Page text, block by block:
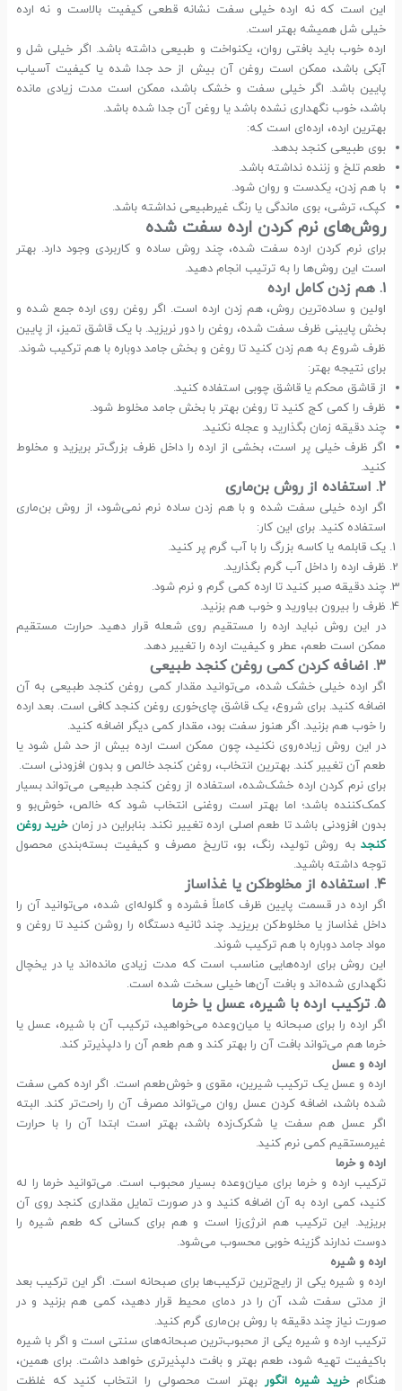
این است که نه ارده خیلی سفت نشانه قطعی کیفیت بالاست و نه ارده
خیلی شل همیشه بهتر است.
ارده خوب باید بافتی روان، یکنواخت و طبیعی داشته باشد. اگر خیلی شل و
آبکی باشد، ممکن است روغن آن بیش از حد جدا شده یا کیفیت آسیاب
پایین باشد. اگر خیلی سفت و خشک باشد، ممکن است مدت زیادی مانده
باشد، خوب نگهداری نشده باشد یا روغن آن جدا شده باشد.
بهترین ارده، ارده‌ای است که:
بوی طبیعی کنجد بدهد.
طعم تلخ و زننده نداشته باشد.
با هم زدن، یکدست و روان شود.
کپک، ترشی، بوی ماندگی یا رنگ غیرطبیعی نداشته باشد.
روش‌های نرم کردن ارده سفت شده
برای نرم کردن ارده سفت شده، چند روش ساده و کاربردی وجود دارد. بهتر
است این روش‌ها را به ترتیب انجام دهید.
۱. هم زدن کامل ارده
اولین و ساده‌ترین روش، هم زدن ارده است. اگر روغن روی ارده جمع شده و
بخش پایینی ظرف سفت شده، روغن را دور نریزید. با یک قاشق تمیز، از پایین
ظرف شروع به هم زدن کنید تا روغن و بخش جامد دوباره با هم ترکیب شوند.
برای نتیجه بهتر:
از قاشق محکم یا قاشق چوبی استفاده کنید.
ظرف را کمی کج کنید تا روغن بهتر با بخش جامد مخلوط شود.
چند دقیقه زمان بگذارید و عجله نکنید.
اگر ظرف خیلی پر است، بخشی از ارده را داخل ظرف بزرگ‌تر بریزید و مخلوط
کنید.
۲. استفاده از روش بن‌ماری
اگر ارده خیلی سفت شده و با هم زدن ساده نرم نمی‌شود، از روش بن‌ماری
استفاده کنید. برای این کار:
یک قابلمه یا کاسه بزرگ را با آب گرم پر کنید.
ظرف ارده را داخل آب گرم بگذارید.
چند دقیقه صبر کنید تا ارده کمی گرم و نرم شود.
ظرف را بیرون بیاورید و خوب هم بزنید.
در این روش نباید ارده را مستقیم روی شعله قرار دهید. حرارت مستقیم
ممکن است طعم، عطر و کیفیت ارده را تغییر دهد.
۳. اضافه کردن کمی روغن کنجد طبیعی
اگر ارده خیلی خشک شده، می‌توانید مقدار کمی روغن کنجد طبیعی به آن
اضافه کنید. برای شروع، یک قاشق چای‌خوری روغن کنجد کافی است. بعد ارده
را خوب هم بزنید. اگر هنوز سفت بود، مقدار کمی دیگر اضافه کنید.
در این روش زیاده‌روی نکنید، چون ممکن است ارده بیش از حد شل شود یا
طعم آن تغییر کند. بهترین انتخاب، روغن کنجد خالص و بدون افزودنی است.
برای نرم کردن ارده خشک‌شده، استفاده از روغن کنجد طبیعی می‌تواند بسیار
کمک‌کننده باشد؛ اما بهتر است روغنی انتخاب شود که خالص، خوش‌بو و
بدون افزودنی باشد تا طعم اصلی ارده تغییر نکند. بنابراین در زمانخرید روغن
کنجد به روش تولید، رنگ، بو، تاریخ مصرف و کیفیت بسته‌بندی محصول
توجه داشته باشید.
۴. استفاده از مخلوط‌کن یا غذاساز
اگر ارده در قسمت پایین ظرف کاملاً فشرده و گلوله‌ای شده، می‌توانید آن را
داخل غذاساز یا مخلوط‌کن بریزید. چند ثانیه دستگاه را روشن کنید تا روغن و
مواد جامد دوباره با هم ترکیب شوند.
این روش برای ارده‌هایی مناسب است که مدت زیادی مانده‌اند یا در یخچال
نگهداری شده‌اند و بافت آن‌ها خیلی سخت شده است.
۵. ترکیب ارده با شیره، عسل یا خرما
اگر ارده را برای صبحانه یا میان‌وعده می‌خواهید، ترکیب آن با شیره، عسل یا
خرما هم می‌تواند بافت آن را بهتر کند و هم طعم آن را دلپذیرتر کند.
ارده و عسل
ارده و عسل یک ترکیب شیرین، مقوی و خوش‌طعم است. اگر ارده کمی سفت
شده باشد، اضافه کردن عسل روان می‌تواند مصرف آن را راحت‌تر کند. البته
اگر عسل هم سفت یا شکرک‌زده باشد، بهتر است ابتدا آن را با حرارت
غیرمستقیم کمی نرم کنید.
ارده و خرما
ترکیب ارده و خرما برای میان‌وعده بسیار محبوب است. می‌توانید خرما را له
کنید، کمی ارده به آن اضافه کنید و در صورت تمایل مقداری کنجد روی آن
بریزید. این ترکیب هم انرژی‌زا است و هم برای کسانی که طعم شیره را
دوست ندارند گزینه خوبی محسوب می‌شود.
ارده و شیره
ارده و شیره یکی از رایج‌ترین ترکیب‌ها برای صبحانه است. اگر این ترکیب بعد
از مدتی سفت شد، آن را در دمای محیط قرار دهید، کمی هم بزنید و در
صورت نیاز چند دقیقه با روش بن‌ماری گرم کنید.
ترکیب ارده و شیره یکی از محبوب‌ترین صبحانه‌های سنتی است و اگر با شیره
باکیفیت تهیه شود، طعم بهتر و بافت دلپذیرتری خواهد داشت. برای همین،
هنگامخرید شیره انگوربهتر است محصولی را انتخاب کنید که غلظت